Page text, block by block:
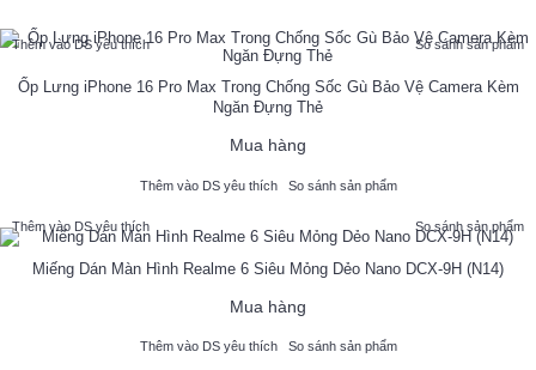
Thêm vào DS yêu thích So sánh sản phẩm
Ốp Lưng iPhone 16 Pro Max Trong Chống Sốc Gù Bảo Vệ Camera Kèm
Ngăn Đựng Thẻ
Mua hàng
Thêm vào DS yêu thích So sánh sản phẩm
Thêm vào DS yêu thích So sánh sản phẩm
Miếng Dán Màn Hình Realme 6 Siêu Mỏng Dẻo Nano DCX-9H (N14)
Mua hàng
Thêm vào DS yêu thích So sánh sản phẩm